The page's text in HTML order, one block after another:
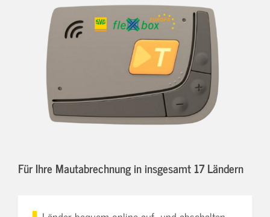
Für Ihre Mautabrechnung in insgesamt 17 Ländern